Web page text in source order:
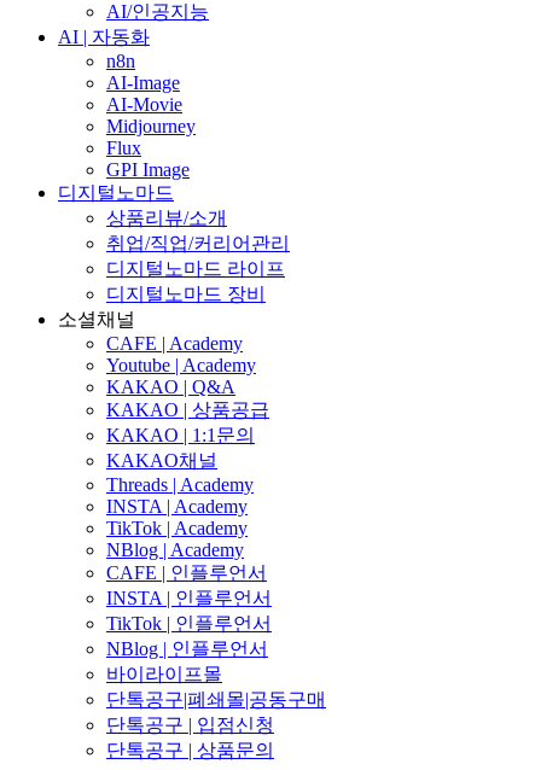
AI/인공지능
AI | 자동화
n8n
AI-Image
AI-Movie
Midjourney
Flux
GPI Image
디지털노마드
상품리뷰/소개
취업/직업/커리어관리
디지털노마드 라이프
디지털노마드 장비
소셜채널
CAFE | Academy
Youtube | Academy
KAKAO | Q&A
KAKAO | 상품공급
KAKAO | 1:1문의
KAKAO채널
Threads | Academy
INSTA | Academy
TikTok | Academy
NBlog | Academy
CAFE | 인플루언서
INSTA | 인플루언서
TikTok | 인플루언서
NBlog | 인플루언서
바이라이프몰
단톡공구|폐쇄몰|공동구매
단톡공구 | 입점신청
단톡공구 | 상품문의